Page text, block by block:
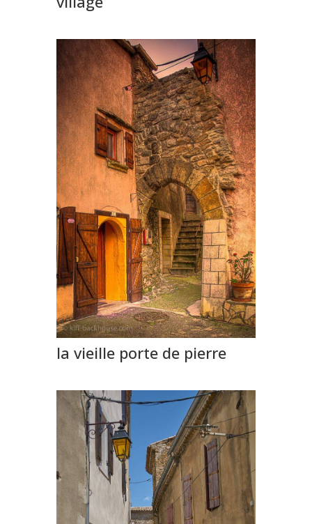
la vieille porte de pierre